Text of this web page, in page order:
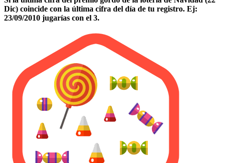
Dic) coincide con la última cifra del día de tu registro. Ej:
23/09/2010 jugarías con el 3.